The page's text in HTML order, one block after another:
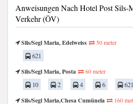
Anweisungen Nach Hotel Post
Verkehr (ÖV)
Sils/Segl Maria, Edelweiss 50 meter
621
Sils/Segl Maria, Posta
60 meter
10 2 4 6 621
Sils/Segl Maria,Chesa Cumünela
160